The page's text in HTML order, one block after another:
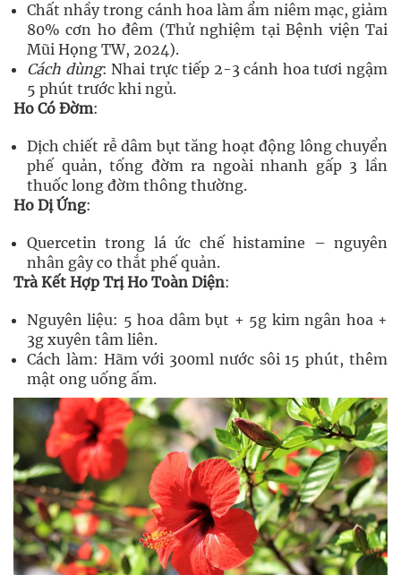
Chất nhầy trong cánh hoa làm ẩm niêm mạc, giảm
80% cơn ho đêm (Thử nghiệm tại Bệnh viện Tai
Mũi Họng TW, 2024).
Cách dùng: Nhai trực tiếp 2-3 cánh hoa tươi ngậm
5 phút trước khi ngủ.
Ho Có Đờm:
Dịch chiết rễ dâm bụt tăng hoạt động lông chuyển
phế quản, tống đờm ra ngoài nhanh gấp 3 lần
thuốc long đờm thông thường.
Ho Dị Ứng:
Quercetin trong lá ức chế histamine – nguyên
nhân gây co thắt phế quản.
Trà Kết Hợp Trị Ho Toàn Diện:
Nguyên liệu: 5 hoa dâm bụt + 5g kim ngân hoa +
3g xuyên tâm liên.
Cách làm: Hãm với 300ml nước sôi 15 phút, thêm
mật ong uống ấm.